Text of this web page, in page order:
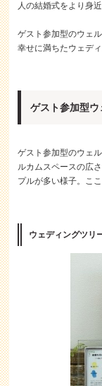
人の結婚式をより身
ゲスト参加型のウェ
幸せに満ちたウェデ
ゲスト参加型
ゲスト参加型のウェ
ルカムスペースの広
プルが多い様子。こ
ウェディングツリ